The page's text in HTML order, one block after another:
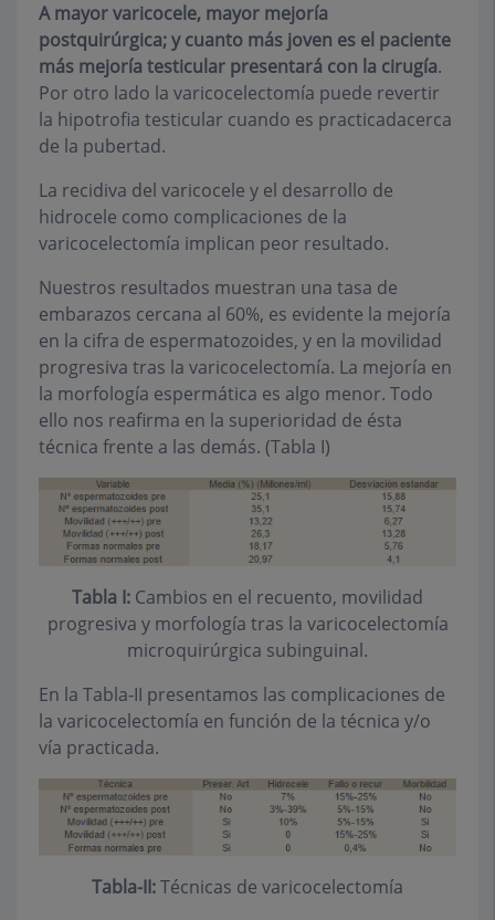
A mayor varicocele, mayor mejoría
postquirúrgica; y cuanto más joven es el paciente
más mejoría testicular presentará con la cirugía.
Por otro lado la varicocelectomía puede revertir
la hipotrofia testicular cuando es practicadacerca
de la pubertad.
La recidiva del varicocele y el desarrollo de
hidrocele como complicaciones de la
varicocelectomía implican peor resultado.
Nuestros resultados muestran una tasa de
embarazos cercana al 60%, es evidente la mejoría
en la cifra de espermatozoides, y en la movilidad
progresiva tras la varicocelectomía. La mejoría en
la morfología espermática es algo menor. Todo
ello nos reafirma en la superioridad de ésta
técnica frente a las demás. (Tabla I)
Tabla I: Cambios en el recuento, movilidad
progresiva y morfología tras la varicocelectomía
microquirúrgica subinguinal.
En la Tabla-II presentamos las complicaciones de
la varicocelectomía en función de la técnica y/o
vía practicada.
Tabla-II:Técnicas de varicocelectomía